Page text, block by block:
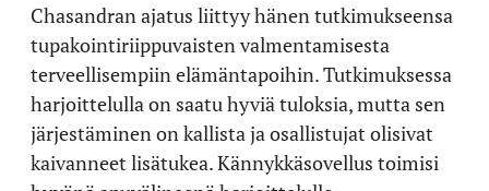
Chasandran ajatus liittyy hänen tutkimukseensa
tupakointiriippuvaisten valmentamisesta
terveellisempiin elämäntapoihin. Tutkimuksessa
harjoittelulla on saatu hyviä tuloksia, mutta sen
järjestäminen on kallista ja osallistujat olisivat
kaivanneet lisätukea. Kännykkäsovellus toimisi